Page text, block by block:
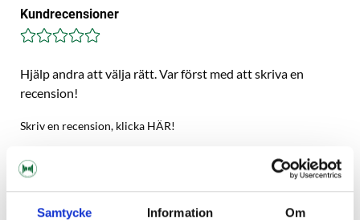
Samtycke Information Om
Kundrecensioner
Hjälp andra att välja rätt. Var först med att skriva en
recension!
Skriv en recension, klicka HÄR!
Beskrivning